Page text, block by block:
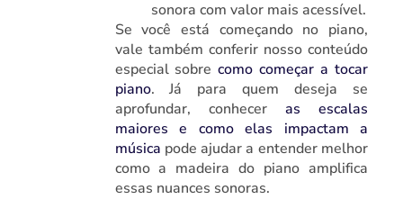
sonora com valor mais acessível.
Se você está começando no piano,
vale também conferir nosso conteúdo
especial sobre como começar a tocar
piano. Já para quem deseja se
aprofundar, conheceras escalas
maiores e como elas impactam a
música pode ajudar a entender melhor
como a madeira do piano amplifica
essas nuances sonoras.